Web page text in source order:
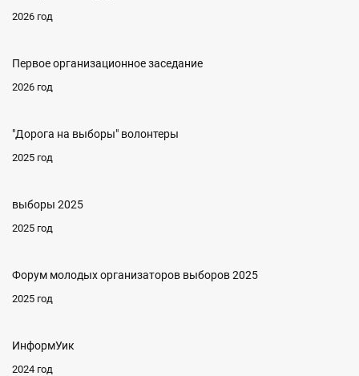
2026 год
Первое организационное заседание
2026 год
"Дорога на выборы" волонтеры
2025 год
выборы 2025
2025 год
Форум молодых организаторов выборов 2025
2025 год
ИнформУик
2024 год